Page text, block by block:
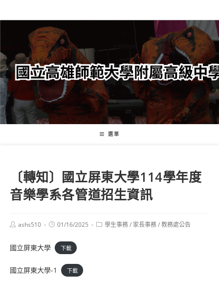
轉
要
內
容
選單
〔轉知〕國立屏東大學114學年度
音樂學系各管道招生資訊
Postashs510
Post01/16/2025
Post學生事務/ 家長事務/教務處公告
國立屏東大學 下載
國立屏東大學-1 下載